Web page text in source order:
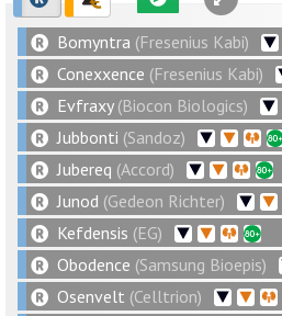
Bomyntra (Fresenius Kabi)
Conexxence (Fresenius Kabi)
Evfraxy(Biocon Biologics)
Jubbonti (Sandoz)
Jubereq (Accord)
Junod (Gedeon Richter)
Kefdensis (EG)
Obodence (Samsung Bioepis)
Osenvelt (Celltrion)